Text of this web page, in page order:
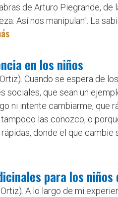
de Arturo Piegrande,
Así nos manipulan". La
en los niños
Cuando se espera de
sociales, que sean un
ni intente cambiarme, que
las conozco, o
donde el que cambie
para los
A lo largo de mi